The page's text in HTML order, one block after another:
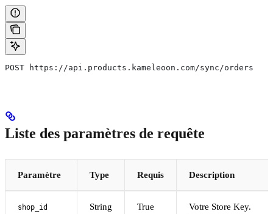
POST https://api.products.kameleoon.com/sync/orders
Liste des paramètres de requête
Paramètre Type Requis Description
shop_id String True
Votre Store Key.